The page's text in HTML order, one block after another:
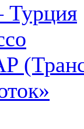
Турция